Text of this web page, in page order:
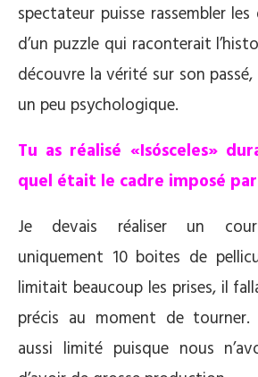
spectateur puisse rassembler
d’un puzzle qui raconterait
découvre la vérité sur son
un peu psychologique.
Tu as réalisé «Isósceles»
quel était le cadre imposé
Je devais réaliser un
uniquement 10 boites de
limitait beaucoup les prises, il
précis au moment de
aussi limité puisque nous